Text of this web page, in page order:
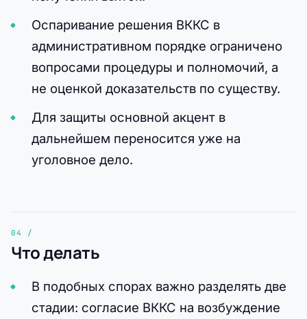
Оспаривание решения ВККС в
административном порядке ограничено
вопросами процедуры и полномочий, а
не оценкой доказательств по существу.
Для защиты основной акцент в
дальнейшем переносится уже на
уголовное дело.
Что делать
В подобных спорах важно разделять две
стадии: согласие ВККС на возбуждение